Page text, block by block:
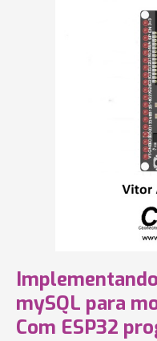
mySQL para
Com ESP32